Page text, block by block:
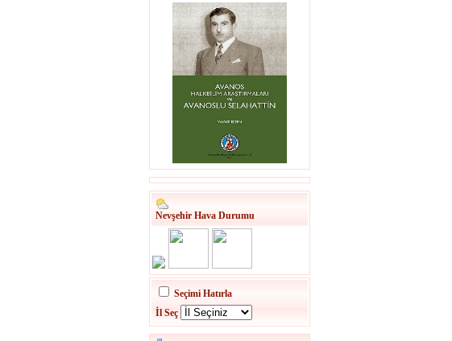
Nevşehir Hava Durumu
Seçimi Hatırla
İl Seç